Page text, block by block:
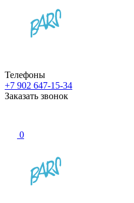
Телефоны
+7 902 647-15-34
Заказать звонок
0